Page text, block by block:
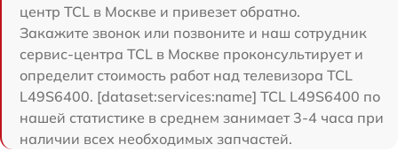
центр TCL в Москве и привезет обратно.
Закажите звонок или позвоните и наш сотрудник
сервис-центра TCL в Москве проконсультирует и
определит стоимость работ над телевизора TCL
L49S6400. [dataset:services:name] TCL L49S6400 по
нашей статистике в среднем занимает 3-4 часа при
наличии всех необходимых запчастей.